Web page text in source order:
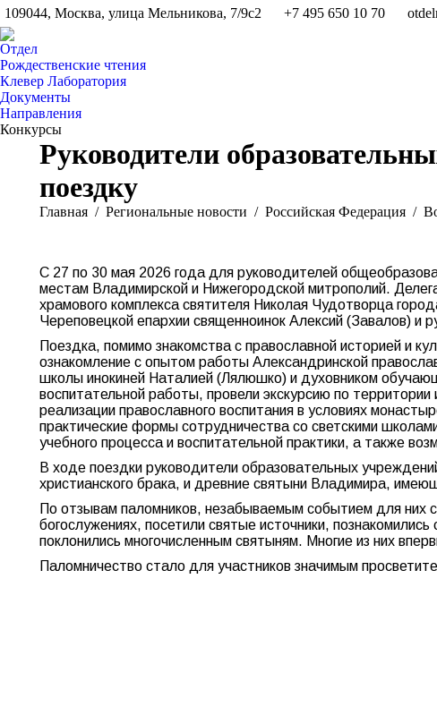
109044, Москва, улица Мельникова, 7/9с2 +7 495 650 10 70
Отдел
Рождественские чтения
Клевер Лаборатория
Документы
Направления
Конкурсы
Руководители
поездку
Вы здесь:
Главная Pегиональные новости Российская Федерация
С 27 по 30 мая 2026 года для руководителей
местам Владимирской и Нижегородской митрополий.
храмового комплекса святителя Николая Чудотворца
Череповецкой епархии священноинок Алексий (Завалов) и
Поездка, помимо знакомства с православной историей и
ознакомление с опытом работы Александринской
школы инокиней Наталией (Лялюшко) и духовником
воспитательной работы, провели экскурсию по
реализации православного воспитания в условиях
практические формы сотрудничества со светскими
учебного процесса и воспитательной практики, а также
В ходе поездки руководители образовательных
христианского брака, и древние святыни Владимира,
По отзывам паломников, незабываемым событием для них
богослужениях, посетили святые источники,
поклонились многочисленным святыням. Многие из них
Паломничество стало для участников значимым